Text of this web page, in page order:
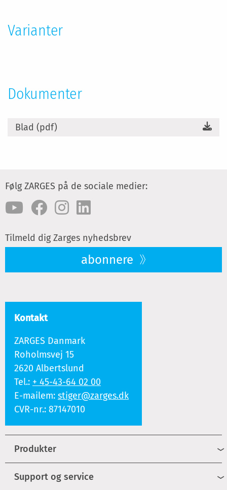
Varianter
Dokumenter
Blad (pdf)
Følg ZARGES på de sociale medier:
Tilmeld dig Zarges nyhedsbrev
abonnere
Kontakt
ZARGES Danmark
Roholmsvej 15
2620 Albertslund
Tel.: + 45-43-64 02 00
E-mailem: stiger@zarges.dk
CVR-nr.: 87147010
Produkter
Support og service